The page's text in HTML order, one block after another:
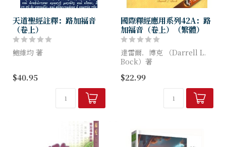
天道聖經註釋：路加福音
（卷上）
鮑維均 著
的方式記述耶穌基督的事蹟與
言行，可謂「一個耶穌，各自
表述」。我們可否單單以歷史
或傳記的角度來認識耶穌基
$40.95
國際釋經應用系列42A：路
加福音（卷上）（繁體）
達雷爾．博克 （Darrell L.
Bock）著
神的恩典傾注在那些因耶穌而
得著赦免與生命的人身上，路
加敘述了耶穌如何啟示這份恩
典，為賜下這份恩典而死、...
$22.99